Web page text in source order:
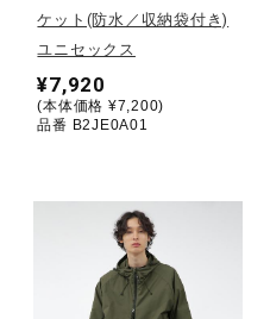
ゴルフ
スイム
バレーボール
テニス／ソフトテ
ケット(防水／収納袋付き)
ユニセックス
¥7,920
(本体価格 ¥7,200)
品番 B2JE0A01